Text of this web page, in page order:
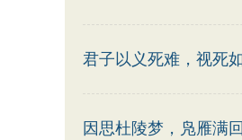
君子以义死难，视死
因思杜陵梦，凫雁满回